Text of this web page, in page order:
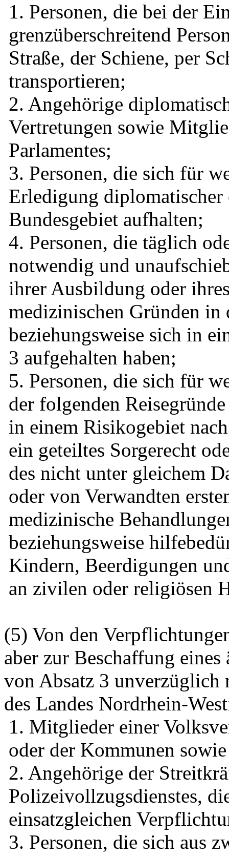
1. Personen, die bei der
grenzüberschreitend
Straße, der Schiene, per
transportieren;
2. Angehörige
Vertretungen sowie
Parlamentes;
3. Personen, die sich für
Erledigung
Bundesgebiet aufhalten;
4. Personen, die täglich
notwendig und
ihrer Ausbildung oder
medizinischen Gründen in
beziehungsweise sich in
3 aufgehalten haben;
5. Personen, die sich für
der folgenden
in einem Risikogebiet
ein geteiltes Sorgerecht
des nicht unter gleichem
oder von Verwandten
medizinische
beziehungsweise
Kindern, Beerdigungen
an zivilen oder religiösen
(5) Von den
aber zur Beschaffung
von Absatz 3 unverzüglich
des Landes Nordrhein-
1. Mitglieder einer
oder der Kommunen
2. Angehörige der
Polizeivollzugsdienstes,
einsatzgleichen
3. Personen, die sich aus